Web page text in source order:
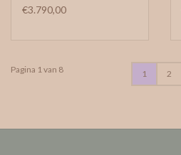
€3.790,00
Pagina 1 van 8 1 2